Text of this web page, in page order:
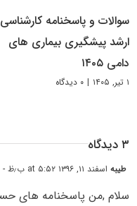
سوالات و پاسخنامه کارشناسی
ارشد پیشگیری بیماری های
دامی ۱۴۰۵
۱ تیر, ۱۴۰۵ | ۰ دیدگاه
۳ دیدگاه
طیبهاسفند ۱۱, ۱۳۹۶ at ۵:۵۲ ب٫ظ - Reply